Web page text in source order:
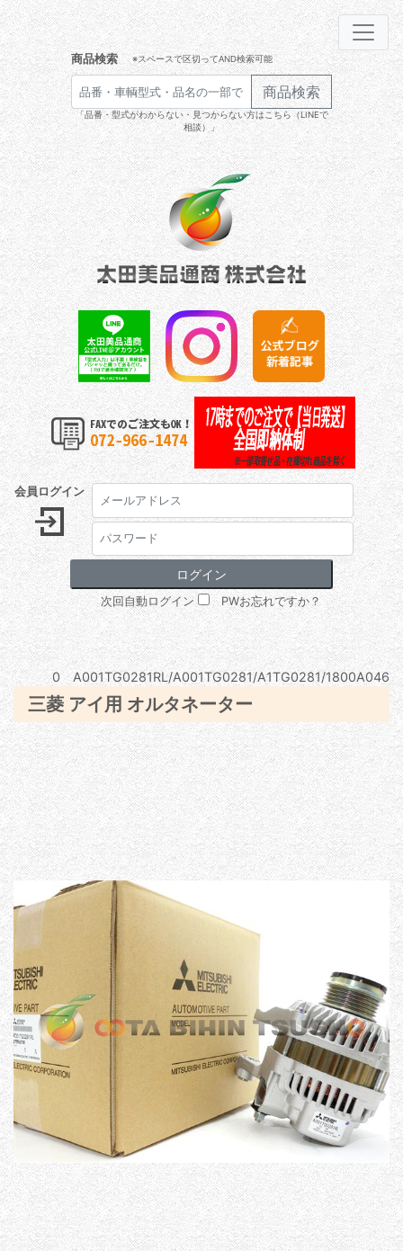
商品検索 ※スペースで区切ってAND検索可能
商品検索
「品番・型式がわからない・見つからない方はこちら（LINEで
相談）」
会員ログイン
次回自動ログイン PWお忘れですか？
0 A001TG0281RL/A001TG0281/A1TG0281/1800A046
三菱 アイ用 オルタネーター